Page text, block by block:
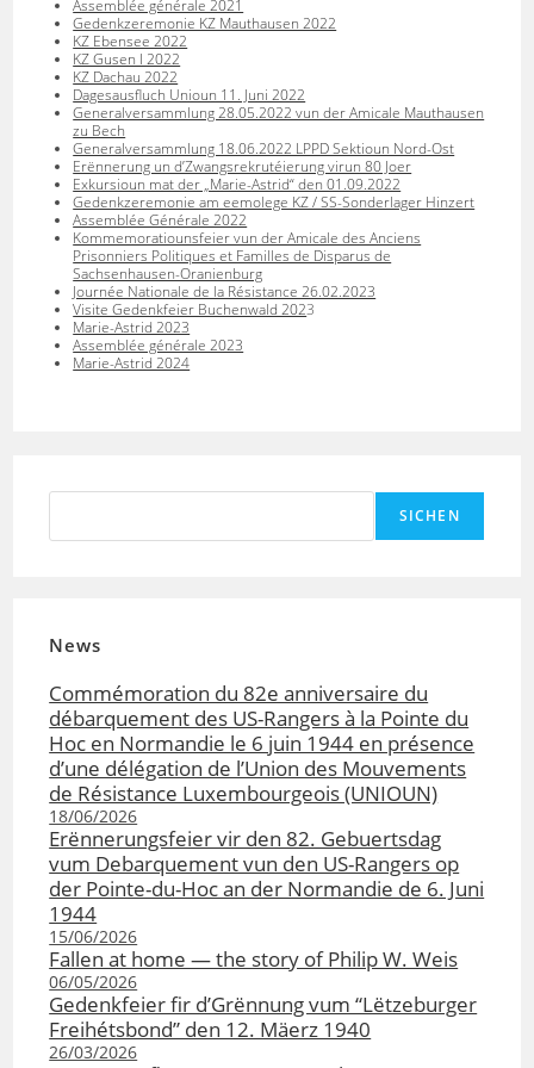
Assemblée générale 2021
Gedenkzeremonie KZ Mauthausen 2022
KZ Ebensee 2022
KZ Gusen I 2022
KZ Dachau 2022
Dagesausfluch Unioun 11. Juni 2022
Generalversammlung 28.05.2022 vun der Amicale Mauthausen
zu Bech
Generalversammlung 18.06.2022 LPPD Sektioun Nord-Ost
Erënnerung un d’Zwangsrekrutéierung virun 80 Joer
Exkursioun mat der „Marie-Astrid“ den 01.09.2022
Gedenkzeremonie am eemolege KZ / SS-Sonderlager Hinzert
Assemblée Générale 2022
Kommemoratiounsfeier vun der Amicale des Anciens
Prisonniers Politiques et Familles de Disparus de
Sachsenhausen-Oranienburg
Journée Nationale de la Résistance 26.02.2023
Visite Gedenkfeier Buchenwald 2023
Marie-Astrid 2023
Assemblée générale 2023
Marie-Astrid 2024
Suchen
SICHEN
News
Commémoration du 82e anniversaire du
débarquement des US-Rangers à la Pointe du
Hoc en Normandie le 6 juin 1944 en présence
d’une délégation de l’Union des Mouvements
de Résistance Luxembourgeois (UNIOUN)
18/06/2026
Erënnerungsfeier vir den 82. Gebuertsdag
vum Debarquement vun den US-Rangers op
der Pointe-du-Hoc an der Normandie de 6. Juni
1944
15/06/2026
Fallen at home — the story of Philip W. Weis
06/05/2026
Gedenkfeier fir d’Grënnung vum “Lëtzeburger
Freihétsbond” den 12. Mäerz 1940
26/03/2026